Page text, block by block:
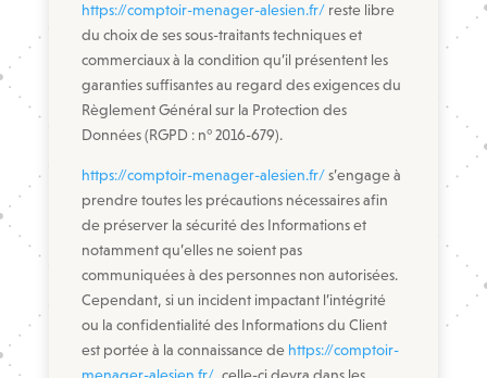
https://comptoir-menager-alesien.fr/reste libre
du choix de ses sous-traitants techniques et
commerciaux à la condition qu’il présentent les
garanties suffisantes au regard des exigences du
Règlement Général sur la Protection des
Données (RGPD : n° 2016-679).
https://comptoir-menager-alesien.fr/s’engage à
prendre toutes les précautions nécessaires afin
de préserver la sécurité des Informations et
notamment qu’elles ne soient pas
communiquées à des personnes non autorisées.
Cependant, si un incident impactant l’intégrité
ou la confidentialité des Informations du Client
est portée à la connaissance de https://comptoir-